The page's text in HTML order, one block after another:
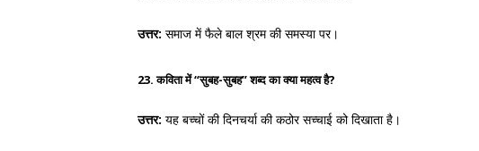
उत्तर: समाज में फैले बाल श्रम की समस्या पर।
23. कविता में “सुबह-सुबह” शब्द का क्या महत्व है?
उत्तर: यह बच्चों की दिनचर्या की कठोर सच्चाई को दिखाता है।